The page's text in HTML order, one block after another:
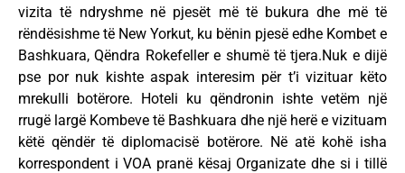
vizita të ndryshme në pjesët më të bukura dhe më të
rëndësishme të New Yorkut, ku bënin pjesë edhe Kombet e
Bashkuara, Qëndra Rokefeller e shumë të tjera.Nuk e dijë
pse por nuk kishte aspak interesim për t’i vizituar këto
mrekulli botërore. Hoteli ku qëndronin ishte vetëm një
rrugë largë Kombeve të Bashkuara dhe një herë e vizituam
këtë qëndër të diplomacisë botërore. Në atë kohë isha
korrespondent i VOA pranë kësaj Organizate dhe si i tillë